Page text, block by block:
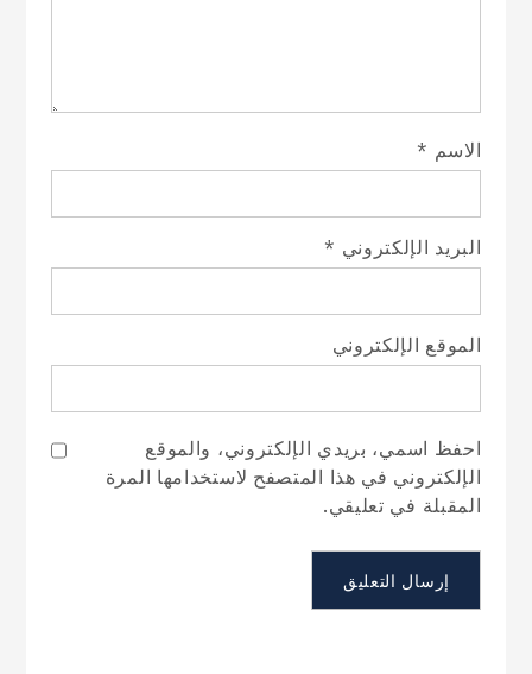
الاسم *
البريد الإلكتروني *
الموقع الإلكتروني
احفظ اسمي، بريدي الإلكتروني، والموقع
الإلكتروني في هذا المتصفح لاستخدامها المرة
المقبلة في تعليقي.